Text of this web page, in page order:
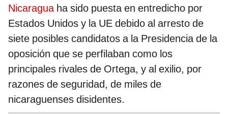
Nicaraguaha sido puesta en entredicho por
Estados Unidos y la UE debido al arresto de
siete posibles candidatos a la Presidencia de la
oposición que se perfilaban como los
principales rivales de Ortega, y al exilio, por
razones de seguridad, de miles de
nicaraguenses disidentes.